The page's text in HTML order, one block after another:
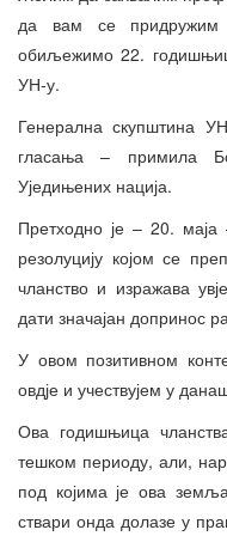
да вам се придружим
обиљежимо 22.
УН-у.
Генерална скупштина
гласања – примила
Уједињених нација.
Претходно је – 20. маја
резолуцију којом се
чланство и изражава
дати значајан допринос
У овом позитивном
овдје и учествујем у
Ова годишњица
тешком периоду, али,
под којима је ова
ствари онда долазе у